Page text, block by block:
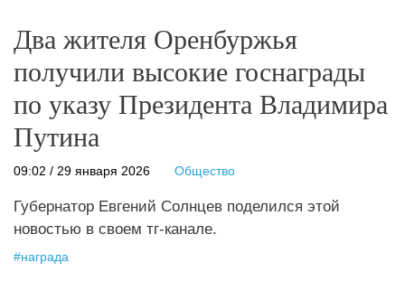
Два жителя Оренбуржья
получили высокие госнаграды
по указу Президента Владимира
Путина
09:02 / 29 января 2026 Общество
Губернатор Евгений Солнцев поделился этой
новостью в своем тг-канале.
#награда